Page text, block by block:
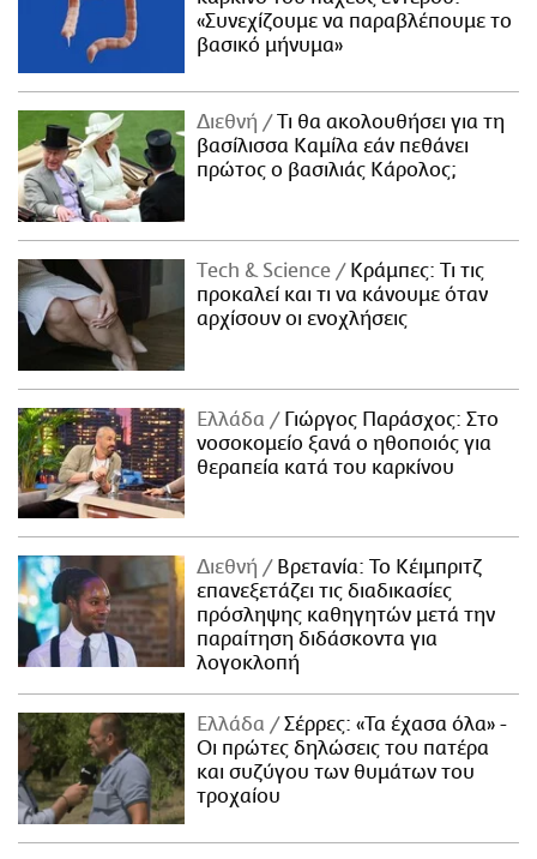
«Συνεχίζουμε να παραβλέπουμε το
βασικό μήνυμα»
Διεθνή
Τι θα ακολουθήσει για τη
βασίλισσα Καμίλα εάν πεθάνει
πρώτος ο βασιλιάς Κάρολος;
Τech & Science
Κράμπες: Τι τις
προκαλεί και τι να κάνουμε όταν
αρχίσουν οι ενοχλήσεις
Ελλάδα
Γιώργος Παράσχος: Στο
νοσοκομείο ξανά ο ηθοποιός για
θεραπεία κατά του καρκίνου
Διεθνή
Βρετανία: Το Κέιμπριτζ
επανεξετάζει τις διαδικασίες
πρόσληψης καθηγητών μετά την
παραίτηση διδάσκοντα για
λογοκλοπή
Ελλάδα
Σέρρες: «Τα έχασα όλα» -
Οι πρώτες δηλώσεις του πατέρα
και συζύγου των θυμάτων του
τροχαίου